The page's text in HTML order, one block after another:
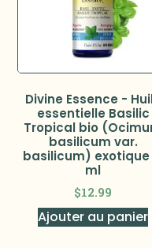
Divine Essence -
essentielle Basilic
Tropical bio
basilicum var.
basilicum) exotique
ml
$12.99
Ajouter au panier